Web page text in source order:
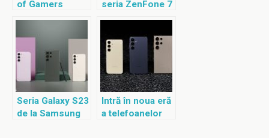
of Gamers
seria ZenFone 7
Seria Galaxy S23
de la Samsung
Intră în noua eră
a telefoanelor